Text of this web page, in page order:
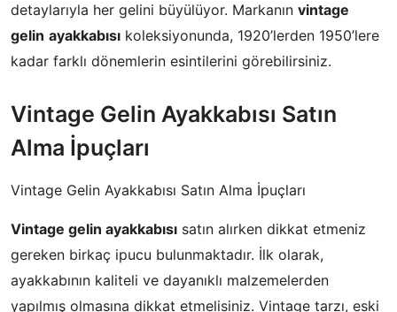
detaylarıyla her gelini büyülüyor. Markanın vintage
gelin ayakkabısı koleksiyonunda, 1920’lerden 1950’lere
kadar farklı dönemlerin esintilerini görebilirsiniz.
Vintage Gelin Ayakkabısı Satın
Alma İpuçları
Vintage Gelin Ayakkabısı Satın Alma İpuçları
Vintage gelin ayakkabısı satın alırken dikkat etmeniz
gereken birkaç ipucu bulunmaktadır. İlk olarak,
ayakkabının kaliteli ve dayanıklı malzemelerden
yapılmış olmasına dikkat etmelisiniz. Vintage tarzı, eski